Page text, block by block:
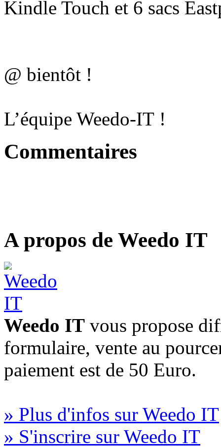
Kindle Touch et 6 sacs
@ bientôt !
L’équipe Weedo-IT !
Commentaires
A propos de Weedo IT
Weedo IT vous propose
formulaire, vente au
paiement est de 50 Euro.
» Plus d'infos sur Weedo IT
» S'inscrire sur Weedo IT